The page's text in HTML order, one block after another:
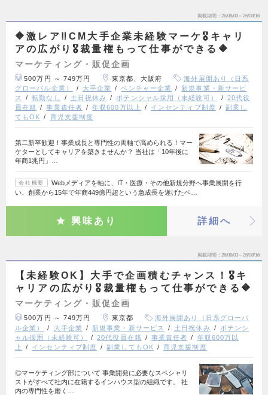
掲載期間 26/08/03～26/08/16
🔶激レア‼️CM大手企業未経験マーケ🎖️キャリ
アの広がり🎖️裁量権もって仕事ができる🔶
マーケティング・販促企画
500万円 ～ 749万円 東京都、大阪府
海外展開あり（日系
グローバル企業）
大手企業 ベンチャー企業
新規事業・新サービ
ス
転勤なし 土日祝休み ポテンシャル採用（未経験可）
20代役
員在籍
事業責任者 年収600万以上 インセンティブ制度
副業し
てもOK
育児支援制度
第二新卒歓迎！事業成長と専門性の両軸で高められる！マー
ケターとしてキャリアを築きませんか？ 当社は「10年後に
年商1兆円」…
会社概要
Webメディアを軸に、IT・医療・その他新規分野へ事業展開を行
い、創業から15年で年商449億円超という急成長を遂げたベ…
興味あり 詳細へ
掲載期間 26/08/03～26/08/16
【未経験OK】大手で企画積むチャンス！🎖️キ
ャリアの広がり🎖️裁量権もって仕事ができる🔶
マーケティング・販促企画
500万円 ～ 749万円 東京都
海外展開あり（日系グローバ
ル企業）
大手企業 新規事業・新サービス 土日祝休み
ポテンシ
ャル採用（未経験可）
20代役員在籍 事業責任者
年収600万以
上
インセンティブ制度 副業してもOK 育児支援制度
◎マーケティング部について 事業開発に必要なスペシャリ
ストがすべて社内に在籍するインハウス型の組織です。 社
内の専門性を磨く…